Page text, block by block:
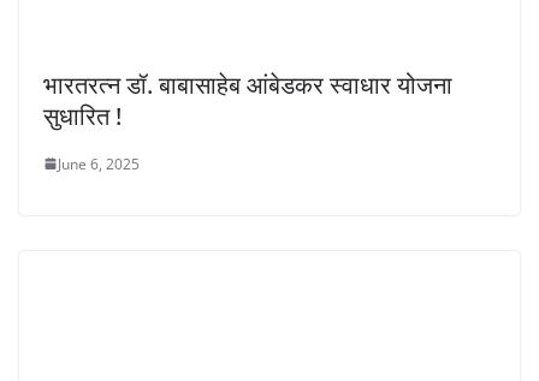
भारतरत्न डॉ. बाबासाहेब आंबेडकर स्वाधार योजना
सुधारित !
June 6, 2025